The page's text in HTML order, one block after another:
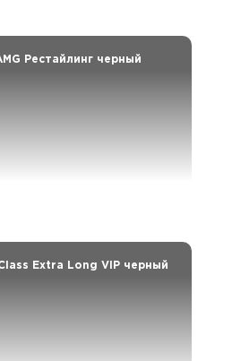
Рестайлинг черный
Extra Long VIP черный